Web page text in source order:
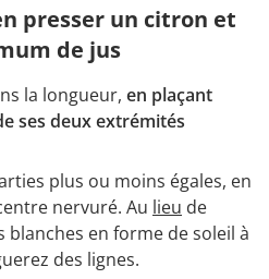
presser un citron et
de jus
la longueur, en plaçant
ses deux extrémités
plus ou moins égales, en
nervuré. Au lieu de
en forme de soleil à
des lignes.